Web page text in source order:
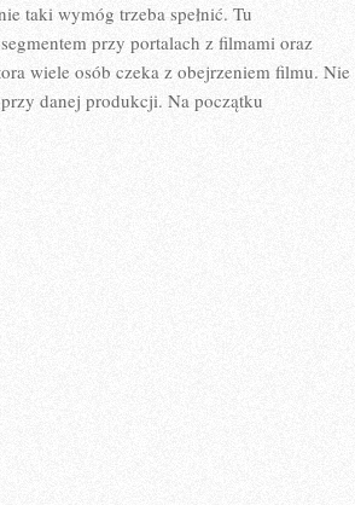
taki wymóg trzeba spełnić. Tu
przy portalach z filmami oraz
wiele osób czeka z obejrzeniem filmu. Nie
danej produkcji. Na początku